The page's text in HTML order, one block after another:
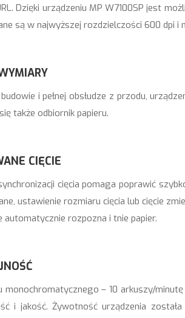
Dzięki urządzeniu MP W7100SP jest
są w najwyższej rozdzielczości 600 dpi i
i pełnej obsłudze z przodu,
także odbiornik papieru.
CIĘCIE
cięcia pomaga poprawić
ustawienie rozmiaru cięcia lub cięcie
automatycznie rozpozna i tnie papier.
monochromatycznego – 10 arkuszy/
i jakość. Żywotność urządzenia